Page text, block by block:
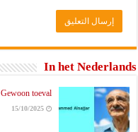
In het Nederlands
Gewoon toeval
15/10/2025